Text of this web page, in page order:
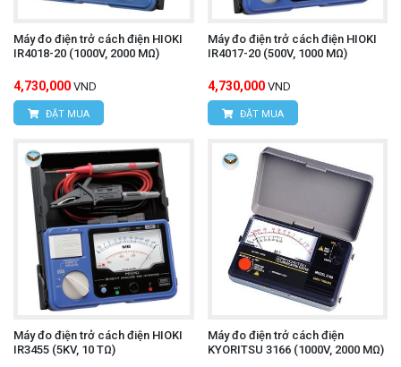
Máy đo điện trở cách điện HIOKI
IR4018-20 (1000V, 2000 MΩ)
4,730,000 VND
ĐẶT MUA
Máy đo điện trở cách điện HIOKI
IR4017-20 (500V, 1000 MΩ)
4,730,000 VND
ĐẶT MUA
Máy đo điện trở cách điện HIOKI
IR3455 (5KV, 10 TΩ)
Máy đo điện trở cách điện
KYORITSU 3166 (1000V, 2000 MΩ)